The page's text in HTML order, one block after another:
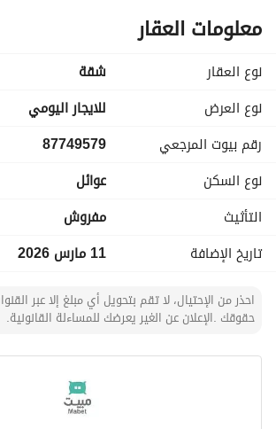
معلومات العقار
نوع العقار
شقة
نوع العرض
للايجار اليومي
رقم بيوت المرجعي
87749579
نوع السكن
عوائل
التأثيث
مفروش
تاريخ الإضافة
11 مارس 2026
احذر من الإحتيال، لا تقم بتحويل أي مبلغ إلا عبر
حقوقك .الإعلان عن الغير يعرضك للمساءلة القانونية.